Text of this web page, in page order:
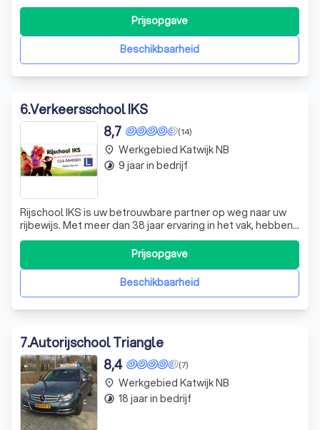
Beschikbaarheid
Prijsopgave
6.Verkeersschool IKS
(14)
8,7
Rijschool IKS is uw betrouwbare partner op weg naar uw
rijbewijs. Met meer dan 38 jaar ervaring in het vak, hebben
we een reputatie opgebouwd voor het leveren van
hoogwaardige rijlessen in Nijmegen en omgeving. Ons
hoge slagingspercentage is geen toeval, maar het
resultaat van onze toewijding aan kw
Beschikbaarheid
Prijsopgave
place Werkgebied Katwijk NB
timelapse 9 jaar in bedrijf
7.Autorijschool Triangle
(7)
8,4
place Werkgebied Katwijk NB
timelapse 18 jaar in bedrijf